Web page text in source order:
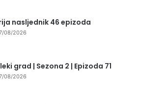
nasljednik 46 epizoda
08/2026
grad | Sezona 2 | Epizoda 71
08/2026